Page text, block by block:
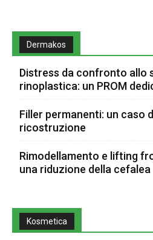
Dermakos
Distress da confronto allo
rinoplastica: un PROM
Filler permanenti: un caso
ricostruzione
Rimodellamento e lifting
una riduzione della cefalea
Kosmetica